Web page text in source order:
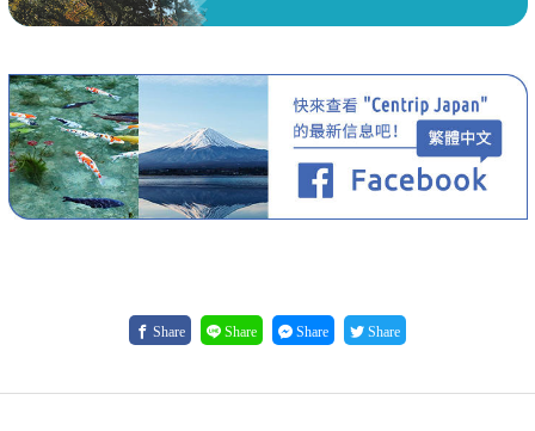
Share Share Share Share